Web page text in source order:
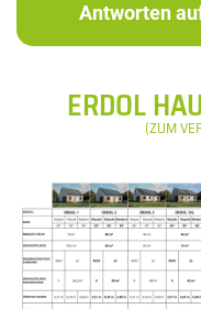
Antworten
ERDOL
(ZUM